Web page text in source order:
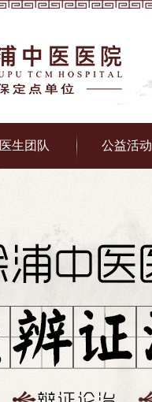
医生团队 公益活动